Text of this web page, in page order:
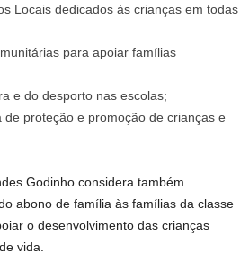
Locais dedicados às crianças em todas
para apoiar famílias
e do desporto nas escolas;
de proteção e promoção de crianças e
Godinho considera também
abono de família às famílias da classe
o desenvolvimento das crianças
vida.